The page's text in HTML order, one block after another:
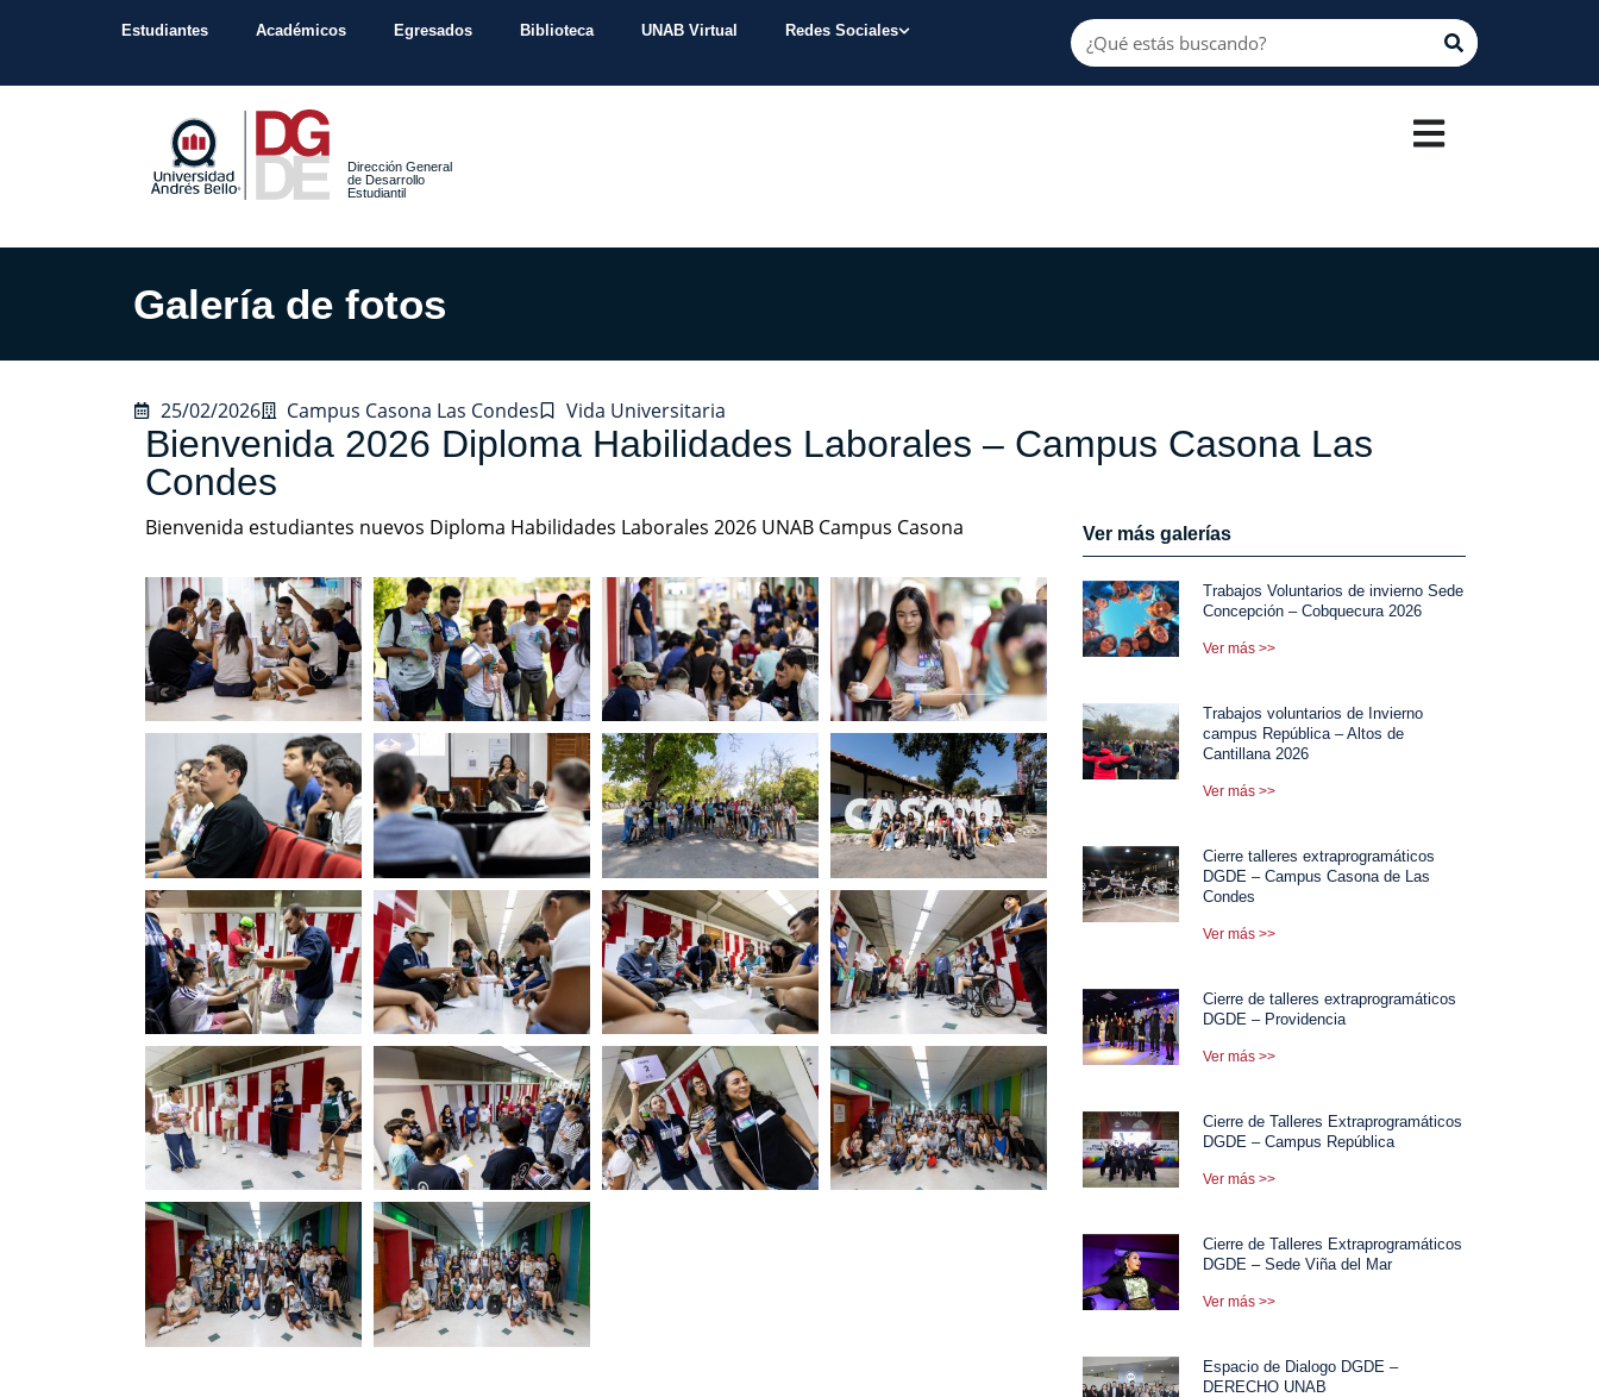
Estudiantes Académicos Egresados Biblioteca UNAB Virtual Redes Sociales
Dirección General
de Desarrollo
Estudiantil
Galería de fotos
25/02/2026 Campus Casona Las Condes Vida Universitaria
Bienvenida 2026 Diploma Habilidades Laborales – Campus Casona Las
Condes
Bienvenida estudiantes nuevos Diploma Habilidades Laborales 2026 UNAB Campus Casona Ver más galerías
Trabajos Voluntarios de invierno Sede
Concepción – Cobquecura 2026
Ver más >>
Trabajos voluntarios de Invierno
campus República – Altos de
Cantillana 2026
Ver más >>
Cierre talleres extraprogramáticos
DGDE – Campus Casona de Las
Condes
Ver más >>
Cierre de talleres extraprogramáticos
DGDE – Providencia
Ver más >>
Cierre de Talleres Extraprogramáticos
DGDE – Campus República
Ver más >>
Cierre de Talleres Extraprogramáticos
DGDE – Sede Viña del Mar
Ver más >>
Espacio de Dialogo DGDE –
DERECHO UNAB